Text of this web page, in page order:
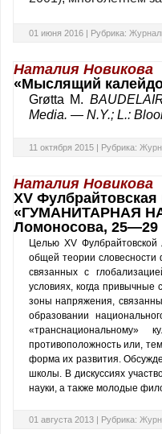
01 июня 2016 | Рубрика:
Наталия Новикова
«Мыслящий
Grøtta M.
Media. — N.Y.; L.:
11 октября 2015 | Рубрика:
Наталия Новикова
XV
«ГУМАНИТАРНАЯ
Ломоносова, 25—29
Целью XV
общей теории словесности
связан­ных с
условиях, когда привычные
зоны напряжения,
образовании
противоположность или,
форма их развития.
школы. В дискуссиях
науки, а также молодые
01 августа 2013 | Рубрика: